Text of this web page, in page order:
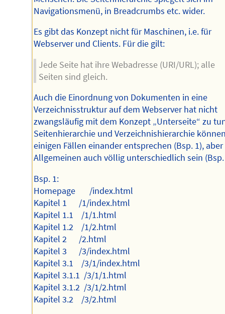
Navigationsmenü, in Breadcrumbs etc. wider.
Es gibt das Konzept nicht für Maschinen, i.e. für
Webserver und Clients. Für die gilt:
Jede Seite hat ihre Webadresse (URI/URL); alle
Seiten sind gleich.
Auch die Einordnung von Dokumenten in eine
Verzeichnisstruktur auf dem Webserver hat nicht
zwangsläufig mit dem Konzept „Unterseite“ zu
Seitenhierarchie und Verzeichnishierarchie
einigen Fällen einander entsprechen (Bsp. 1),
Allgemeinen auch völlig unterschiedlich sein (Bsp.
Bsp. 1:
Homepage /index.html
Kapitel 1 /1/index.html
Kapitel 1.1 /1/1.html
Kapitel 1.2 /1/2.html
Kapitel 2 /2.html
Kapitel 3 /3/index.html
Kapitel 3.1 /3/1/index.html
Kapitel 3.1.1 /3/1/1.html
Kapitel 3.1.2 /3/1/2.html
Kapitel 3.2 /3/2.html